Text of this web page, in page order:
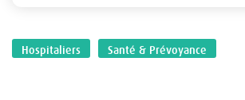
Hospitaliers Santé & Prévoyance